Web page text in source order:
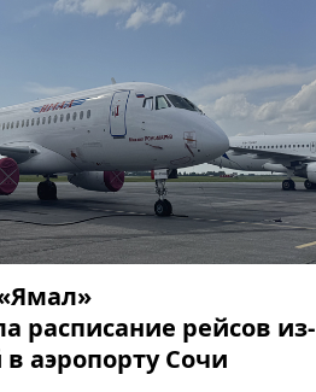
расписание рейсов из-
аэропорту Сочи